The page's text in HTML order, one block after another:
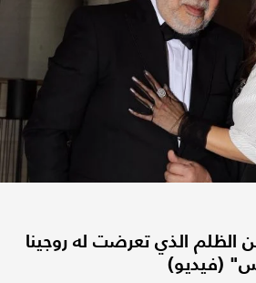
الذي تعرضت له روجينا
(فيديو)